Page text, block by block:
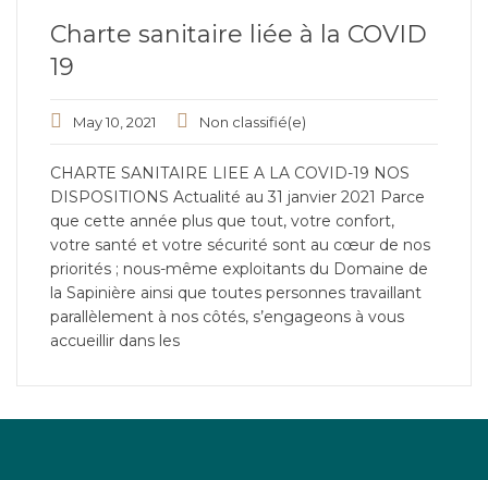
Charte sanitaire liée à la COVID
19
May 10, 2021 Non classifié(e)
CHARTE SANITAIRE LIEE A LA COVID-19 NOS
DISPOSITIONS Actualité au 31 janvier 2021 Parce
que cette année plus que tout, votre confort,
votre santé et votre sécurité sont au cœur de nos
priorités ; nous-même exploitants du Domaine de
la Sapinière ainsi que toutes personnes travaillant
parallèlement à nos côtés, s’engageons à vous
accueillir dans les